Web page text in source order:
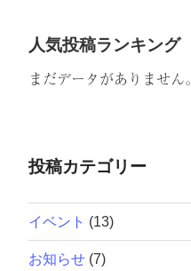
人気投稿ランキング
まだデータがありません。
投稿カテゴリー
イベント (13)
お知らせ (7)